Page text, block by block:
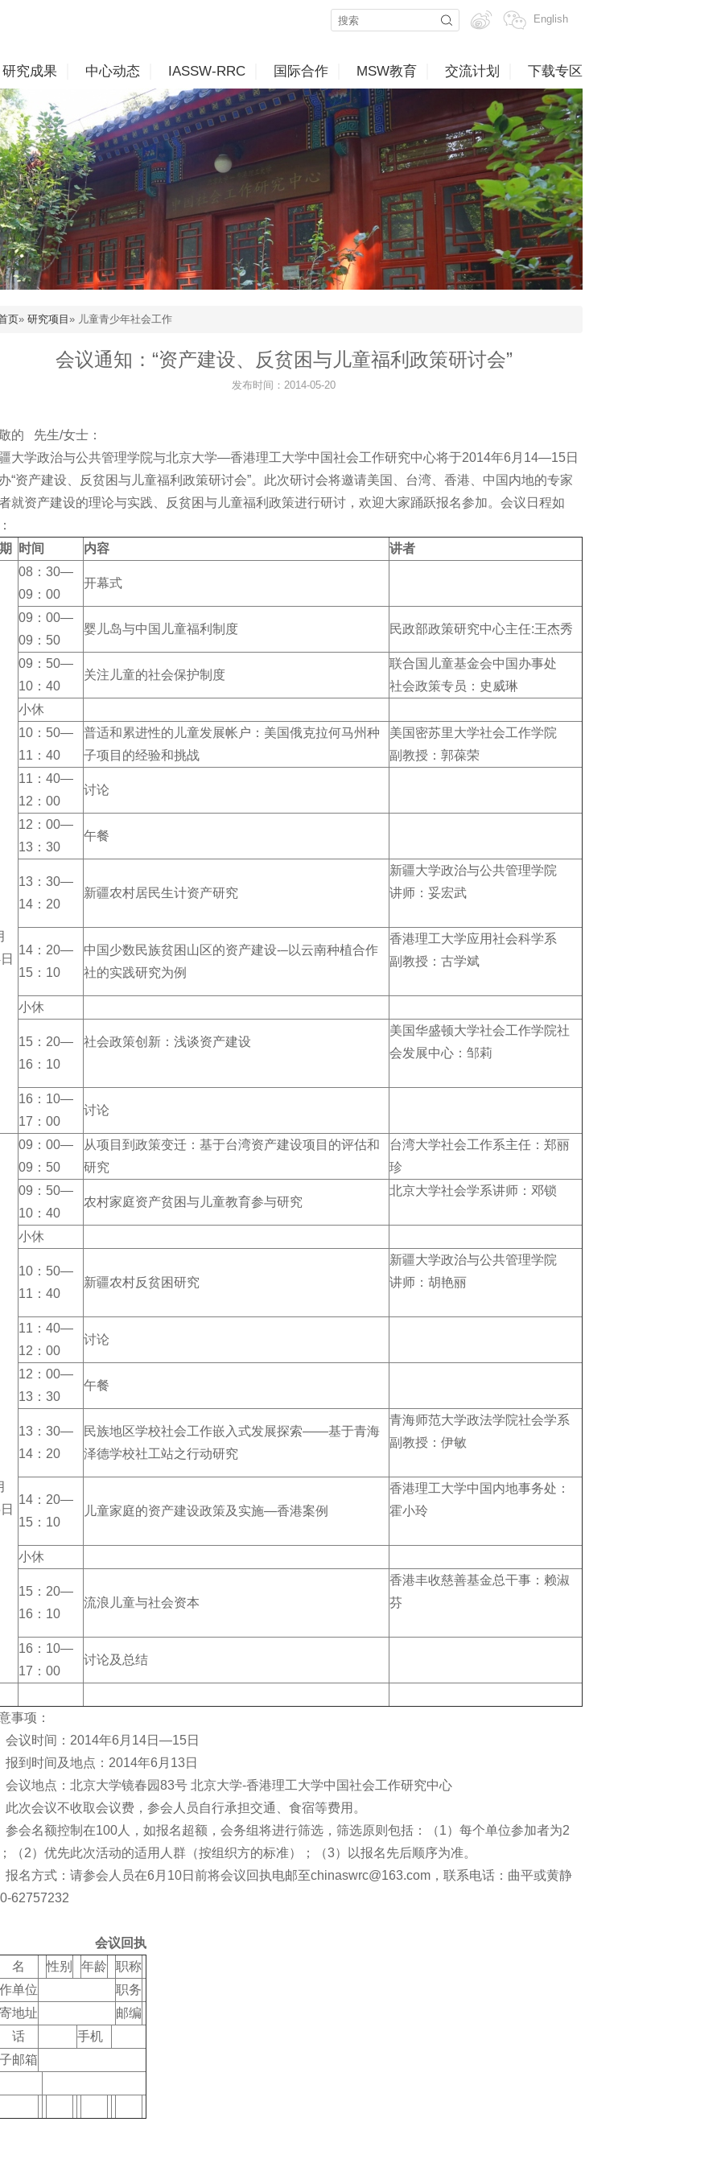
English
研究成果 中心动态 IASSW-RRC 国际合作 MSW教育 交流计划 下载专区
页» 研究项目 » 儿童青少年社会工作
会议通知：“资产建设、反贫困与儿童福利政策研讨会”
发布时间：2014-05-20
的 先生/女士：
大学政治与公共管理学院与北京大学—香港理工大学中国社会工作研究中心将于2014年6月14—15日
“资产建设、反贫困与儿童福利政策研讨会”。此次研讨会将邀请美国、台湾、香港、中国内地的专家
就资产建设的理论与实践、反贫困与儿童福利政策进行研讨，欢迎大家踊跃报名参加。会议日程如
时间 内容 讲者
08：30—
09：00
开幕式
09：00—
09：50
婴儿岛与中国儿童福利制度 民政部政策研究中心主任:王杰秀
09：50—
10：40
关注儿童的社会保护制度
联合国儿童基金会中国办事处
社会政策专员：史威琳
小休
10：50—
11：40
普适和累进性的儿童发展帐户：美国俄克拉何马州种
子项目的经验和挑战
美国密苏里大学社会工作学院
副教授：郭葆荣
11：40—
12：00
讨论
12：00—
13：30
午餐
13：30—
14：20
新疆农村居民生计资产研究
新疆大学政治与公共管理学院
讲师：妥宏武
14：20—
15：10
中国少数民族贫困山区的资产建设-–以云南种植合作
社的实践研究为例
香港理工大学应用社会科学系
副教授：古学斌
小休
15：20—
16：10
社会政策创新：浅谈资产建设
美国华盛顿大学社会工作学院社
会发展中心：邹莉
16：10—
17：00
讨论
09：00—
09：50
从项目到政策变迁：基于台湾资产建设项目的评估和
研究
台湾大学社会工作系主任：郑丽
珍
09：50—
10：40
农村家庭资产贫困与儿童教育参与研究
北京大学社会学系讲师：邓锁
小休
10：50—
11：40
新疆农村反贫困研究
新疆大学政治与公共管理学院
讲师：胡艳丽
11：40—
12：00
讨论
12：00—
13：30
午餐
13：30—
14：20
民族地区学校社会工作嵌入式发展探索——基于青海
泽德学校社工站之行动研究
青海师范大学政法学院社会学系
副教授：伊敏
14：20—
15：10
儿童家庭的资产建设政策及实施—香港案例
香港理工大学中国内地事务处：
霍小玲
小休
15：20—
16：10
流浪儿童与社会资本
香港丰收慈善基金总干事：赖淑
芬
16：10—
17：00
讨论及总结
事项：
会议时间：2014年6月14日—15日
报到时间及地点：2014年6月13日
会议地点：北京大学镜春园83号 北京大学-香港理工大学中国社会工作研究中心
此次会议不收取会议费，参会人员自行承担交通、食宿等费用。
参会名额控制在100人，如报名超额，会务组将进行筛选，筛选原则包括：（1）每个单位参加者为2
（2）优先此次活动的适用人群（按组织方的标准）；（3）以报名先后顺序为准。
报名方式：请参会人员在6月10日前将会议回执电邮至chinaswrc@163.com，联系电话：曲平或黄静
62757232
议回执
名
性别 年龄
职称
单位
职务
地址
邮编
话
手机
邮箱